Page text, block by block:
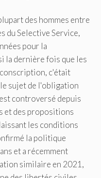
des hommes entre
du Selective Service,
pour la
la dernière fois que les
c'était
sujet de l'obligation
controversé depuis
et des propositions
les conditions
la politique
et a récemment
similaire en 2021,